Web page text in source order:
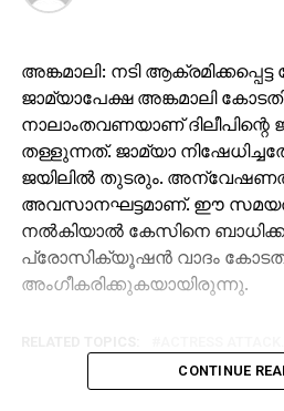
അങ്കമാലി: നടി
ജാമ്യാപേക്ഷ അങ്കമാലി
നാലാംതവണയാണ് ദിലീപിന്റെ
തള്ളുന്നത്. ജാമ്യാ
ജയിലില്‍ തുടരും.
അവസാനഘട്ടമാണ്. ഈ
നല്‍കിയാല്‍ കേസിനെ
പ്രോസിക്യൂഷന്‍ വാദം
അംഗീകരിക്കുകയായിരുന്നു.
CONTINUE